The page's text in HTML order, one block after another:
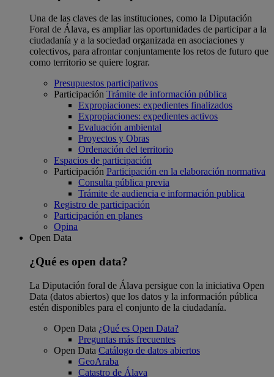
Una de las claves de las instituciones, como la Diputación
Foral de Álava, es ampliar las oportunidades de participar a la
ciudadanía y a la sociedad organizada en asociaciones y
colectivos, para afrontar conjuntamente los retos de futuro que
como territorio se quiere lograr.
Presupuestos participativos
Participación Trámite de información pública
Expropiaciones: expedientes finalizados
Expropiaciones: expedientes activos
Evaluación ambiental
Proyectos y Obras
Ordenación del territorio
Espacios de participación
Participación Participación en la elaboración normativa
Consulta pública previa
Trámite de audiencia e información publica
Registro de participación
Participación en planes
Opina
Open Data
¿Qué es open data?
La Diputación foral de Álava persigue con la iniciativa Open
Data (datos abiertos) que los datos y la información pública
estén disponibles para el conjunto de la ciudadanía.
Open Data ¿Qué es Open Data?
Preguntas más frecuentes
Open Data Catálogo de datos abiertos
GeoAraba
Catastro de Álava